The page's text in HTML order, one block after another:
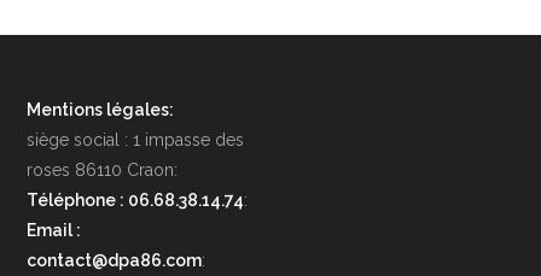
Mentions légales:
siège social : 1 impasse des
roses 86110 Craon:
Téléphone : 06.68.38.14.74:
Email :
contact@dpa86.com: